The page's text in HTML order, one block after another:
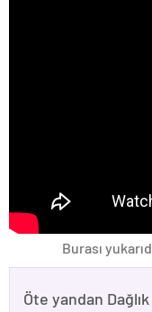
Burası
Öte yandan